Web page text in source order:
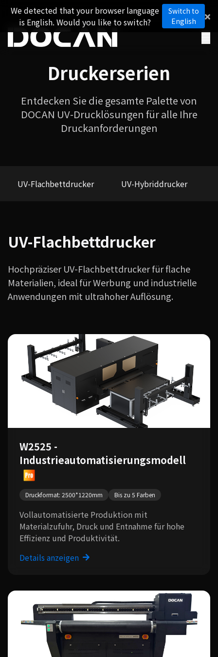
We detected that your browser language
is English. Would you like to switch?
Switch to
English
Druckerserien
Entdecken Sie die gesamte Palette von
DOCAN UV-Drucklösungen für alle Ihre
Druckanforderungen
UV-Flachbettdrucker UV-Hybriddrucker
UV-Flachbettdrucker
Hochpräziser UV-Flachbettdrucker für flache
Materialien, ideal für Werbung und industrielle
Anwendungen mit ultrahoher Auflösung.
W2525 -
Industrieautomatisierungsmodell
Druckformat: 2500*1220mm Bis zu 5 Farben
Vollautomatisierte Produktion mit
Materialzufuhr, Druck und Entnahme für hohe
Effizienz und Produktivität.
Details anzeigen